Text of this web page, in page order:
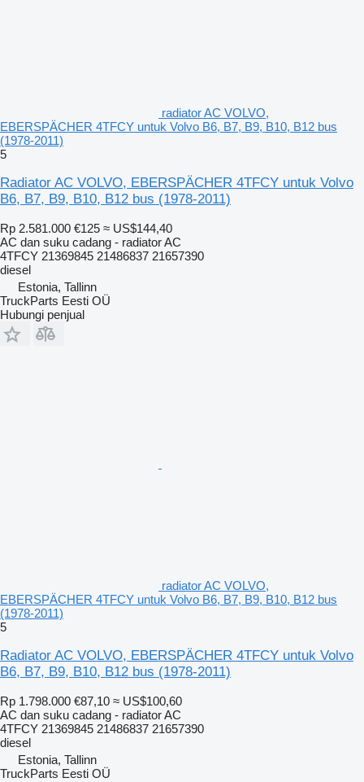
radiator AC VOLVO,
EBERSPÄCHER 4TFCY untuk Volvo B6, B7, B9, B10, B12 bus
(1978-2011)
5
Radiator AC VOLVO, EBERSPÄCHER 4TFCY untuk Volvo
B6, B7, B9, B10, B12 bus (1978-2011)
Rp 2.581.000 €125 ≈ US$144,40
AC dan suku cadang - radiator AC
4TFCY 21369845 21486837 21657390
diesel
Estonia, Tallinn
TruckParts Eesti OÜ
Hubungi penjual
radiator AC VOLVO,
EBERSPÄCHER 4TFCY untuk Volvo B6, B7, B9, B10, B12 bus
(1978-2011)
5
Radiator AC VOLVO, EBERSPÄCHER 4TFCY untuk Volvo
B6, B7, B9, B10, B12 bus (1978-2011)
Rp 1.798.000 €87,10 ≈ US$100,60
AC dan suku cadang - radiator AC
4TFCY 21369845 21486837 21657390
diesel
Estonia, Tallinn
TruckParts Eesti OÜ